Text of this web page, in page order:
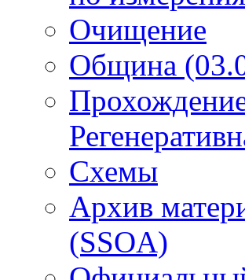
Очищение
Община
Схемы
Архив
(SSOA)